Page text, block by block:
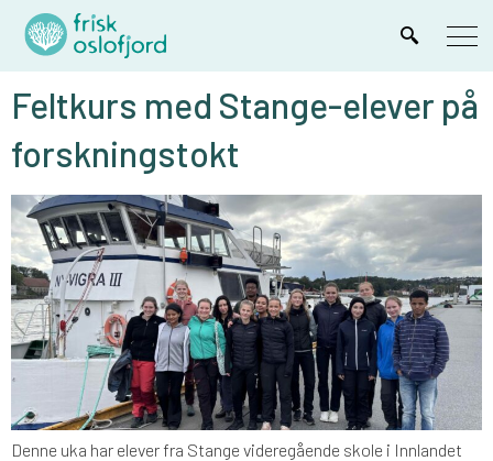
Feltkurs med Stange-elever på
forskningstokt
Denne uka har elever fra Stange videregående skole i Innlandet